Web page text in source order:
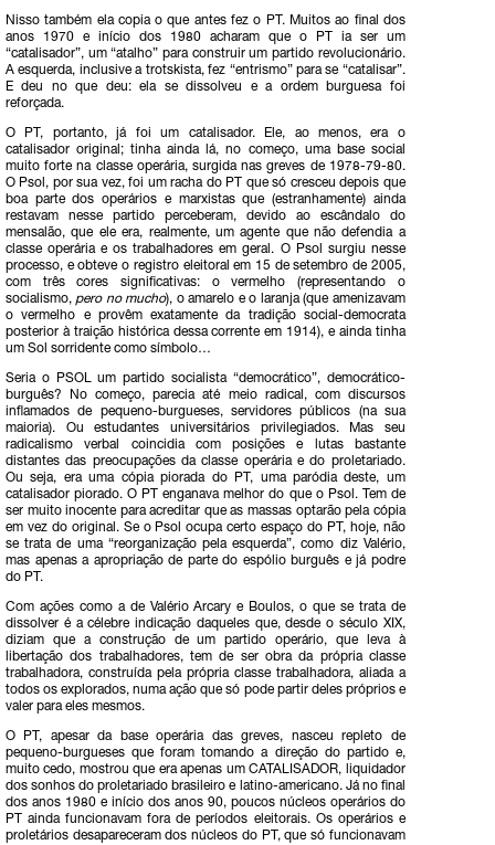
Nisso também ela copia o que antes fez o PT. Muitos ao final dos
anos 1970 e início dos 1980 acharam que o PT ia ser um
“catalisador”, um “atalho” para construir um partido revolucionário.
A esquerda, inclusive a trotskista, fez “entrismo” para se “catalisar”.
E deu no que deu: ela se dissolveu e a ordem burguesa foi
reforçada.
O PT, portanto, já foi um catalisador. Ele, ao menos, era o
catalisador original; tinha ainda lá, no começo, uma base social
muito forte na classe operária, surgida nas greves de 1978-79-80.
O Psol, por sua vez, foi um racha do PT que só cresceu depois que
boa parte dos operários e marxistas que (estranhamente) ainda
restavam nesse partido perceberam, devido ao escândalo do
mensalão, que ele era, realmente, um agente que não defendia a
classe operária e os trabalhadores em geral. O Psol surgiu nesse
processo, e obteve o registro eleitoral em 15 de setembro de 2005,
com três cores significativas: o vermelho (representando o
socialismo, pero no mucho), o amarelo e o laranja (que amenizavam
o vermelho e provêm exatamente da tradição social-democrata
posterior à traição histórica dessa corrente em 1914), e ainda tinha
um Sol sorridente como símbolo…
Seria o PSOL um partido socialista “democrático”, democrático-
burguês? No começo, parecia até meio radical, com discursos
inflamados de pequeno-burgueses, servidores públicos (na sua
maioria). Ou estudantes universitários privilegiados. Mas seu
radicalismo verbal coincidia com posições e lutas bastante
distantes das preocupações da classe operária e do proletariado.
Ou seja, era uma cópia piorada do PT, uma paródia deste, um
catalisador piorado. O PT enganava melhor do que o Psol. Tem de
ser muito inocente para acreditar que as massas optarão pela cópia
em vez do original. Se o Psol ocupa certo espaço do PT, hoje, não
se trata de uma “reorganização pela esquerda”, como diz Valério,
mas apenas a apropriação de parte do espólio burguês e já podre
do PT.
Com ações como a de Valério Arcary e Boulos, o que se trata de
dissolver é a célebre indicação daqueles que, desde o século XIX,
diziam que a construção de um partido operário, que leva à
libertação dos trabalhadores, tem de ser obra da própria classe
trabalhadora, construída pela própria classe trabalhadora, aliada a
todos os explorados, numa ação que só pode partir deles próprios e
valer para eles mesmos.
O PT, apesar da base operária das greves, nasceu repleto de
pequeno-burgueses que foram tomando a direção do partido e,
muito cedo, mostrou que era apenas um CATALISADOR, liquidador
dos sonhos do proletariado brasileiro e latino-americano. Já no final
dos anos 1980 e início dos anos 90, poucos núcleos operários do
PT ainda funcionavam fora de períodos eleitorais. Os operários e
proletários desapareceram dos núcleos do PT, que só funcionavam